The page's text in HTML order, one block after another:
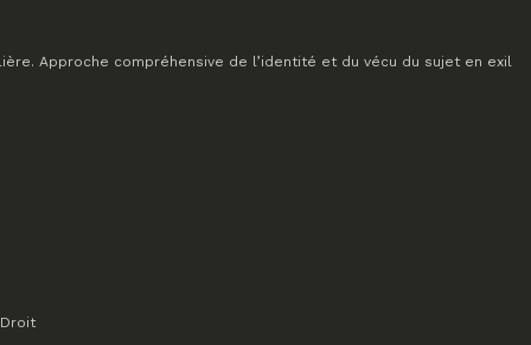
Approche compréhensive de l’identité et du vécu du sujet en exil